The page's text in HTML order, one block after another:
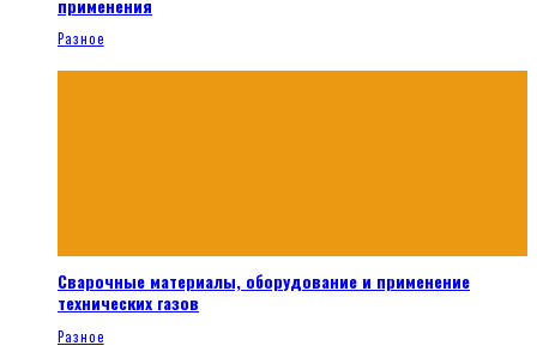
применения
Разное
Сварочные материалы, оборудование и применение
технических газов
Разное